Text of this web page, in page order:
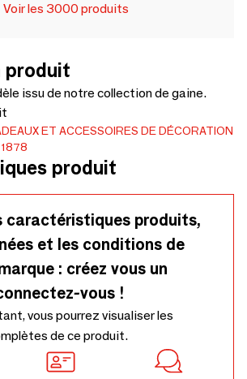
Voir les 3000 produits
produit
issu de notre collection de gaine.
ET ACCESSOIRES DE DÉCORATION
produit
caractéristiques produits,
et les conditions de
: créez vous un
vous !
vous pourrez visualiser les
de ce produit.